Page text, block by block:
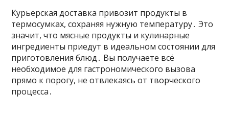
Курьерская доставка привозит продукты в
термосумках, сохраняя нужную температуру․ Это
значит, что мясные продукты и кулинарные
ингредиенты приедут в идеальном состоянии для
приготовления блюд․ Вы получаете всё
необходимое для гастрономического вызова
прямо к порогу, не отвлекаясь от творческого
процесса․